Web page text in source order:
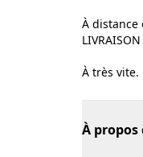
À distance
À très vite.
À propos